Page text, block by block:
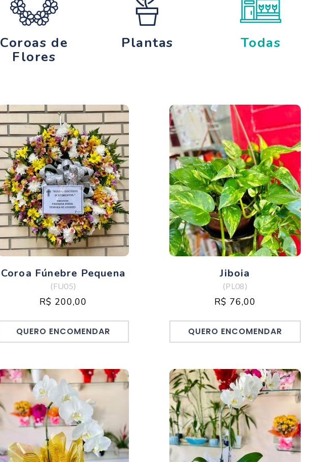
Coroas de
Flores
Plantas Todas
Coroa Fúnebre Pequena
(FU05)
R$ 200,00
QUERO ENCOMENDAR
Jiboia
(PL08)
R$ 76,00
QUERO ENCOMENDAR